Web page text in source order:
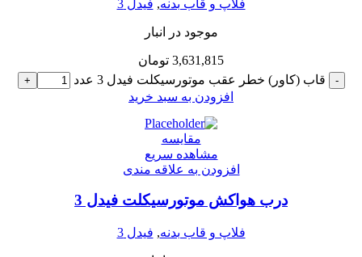
فلاپ و قاب بدنه, فیدل 3
موجود در انبار
3,631,815 تومان
- قاب (کاور) خطر عقب موتورسیکلت فیدل 3 عدد +
افزودن به سبد خرید
مقایسه
مشاهده سریع
افزودن به علاقه مندی
درب هواکش موتورسیکلت فیدل 3
فلاپ و قاب بدنه, فیدل 3